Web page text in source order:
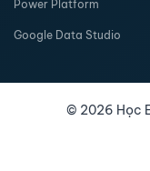
Power Platform
Google Data Studio
© 2026 Học